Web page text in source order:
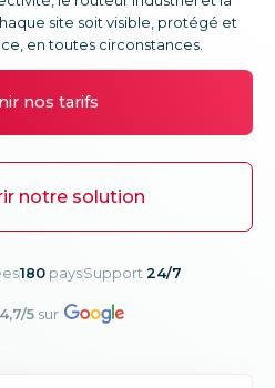
site soit visible, protégé et
en toutes circonstances.
nos tarifs
notre solution
180 paysSupport 24/7
4,7/5sur